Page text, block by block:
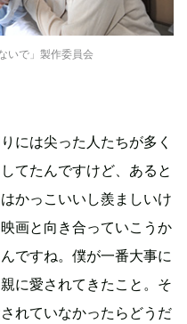
いで」製作委員会
には尖った人たちが多く
てたんですけど、あると
かっこいいし羨ましいけ
画と向き合っていこうか
ですね。僕が一番大事に
に愛されてきたこと。そ
れていなかったらどうだ